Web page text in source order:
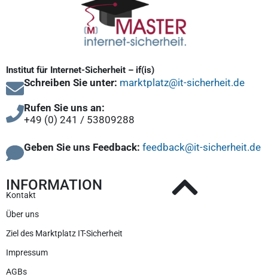
Institut für Internet-Sicherheit – if(is)
Schreiben Sie unter: marktplatz@it-sicherheit.de
Rufen Sie uns an:
+49 (0) 241 / 53809288
Geben Sie uns Feedback: feedback@it-sicherheit.de
INFORMATION
Kontakt
Über uns
Ziel des Marktplatz IT-Sicherheit
Impressum
AGBs